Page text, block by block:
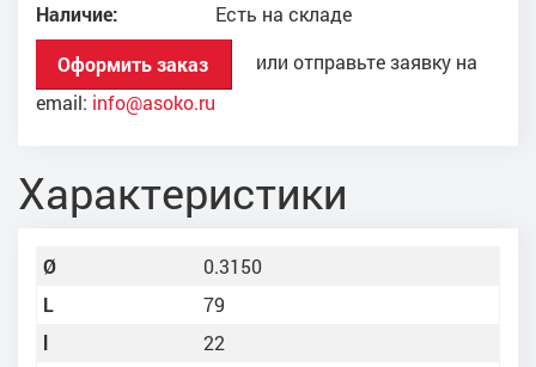
Наличие:
Есть на складе
Оформить заказ
или отправьте заявку на
email: info@asoko.ru
Характеристики
Ø
0.3150
L
79
l
22